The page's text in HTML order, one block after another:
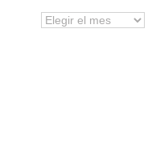
Hemeroteca